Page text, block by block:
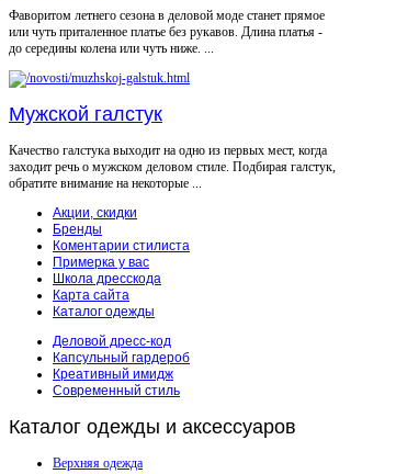
Фаворитом летнего сезона в деловой моде станет прямое
или чуть приталенное платье без рукавов. Длина платья -
до середины колена или чуть ниже. ...
Мужской галстук
Качество галстука выходит на одно из первых мест, когда
заходит речь о мужском деловом стиле. Подбирая галстук,
обратите внимание на некоторые ...
Акции, скидки
Бренды
Коментарии стилиста
Примерка у вас
Школа дресскода
Карта сайта
Каталог одежды
Деловой дресс-код
Капсульный гардероб
Креативный имидж
Современный стиль
Каталог одежды и аксессуаров
Верхняя одежда